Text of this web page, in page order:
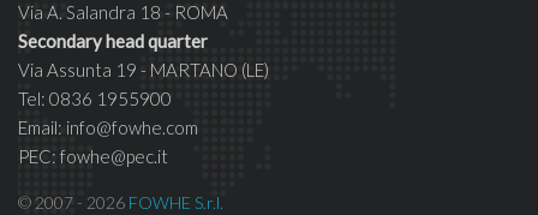
Via A. Salandra 18 - ROMA
Secondary head quarter
Via Assunta 19 - MARTANO (LE)
Tel: 0836 1955900
Email: info@fowhe.com
PEC: fowhe@pec.it
© 2007 - 2026 FOWHE S.r.l.